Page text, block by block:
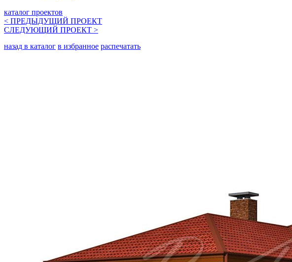
каталог проектов
< ПРЕДЫДУЩИЙ ПРОЕКТ
СЛЕДУЮЩИЙ ПРОЕКТ >
назад в каталог в избранное распечатать